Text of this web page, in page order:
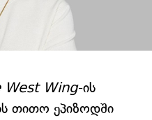
West Wing-ის
თითო ეპიზოდში